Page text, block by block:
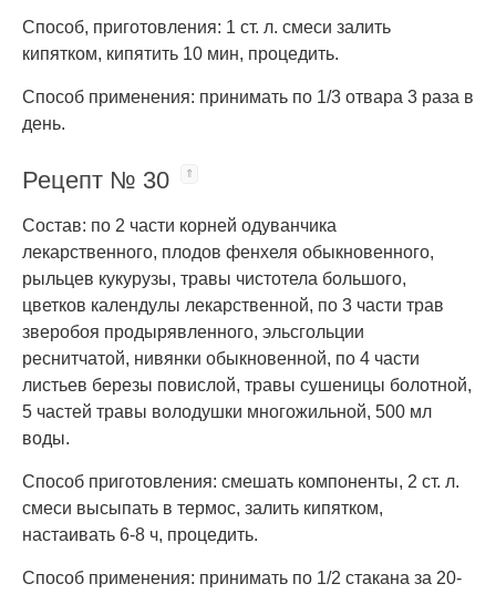
Способ, приготовления: 1 ст. л. смеси залить
кипятком, кипятить 10 мин, процедить.
Способ применения: принимать по 1/3 отвара 3 раза в
день.
Рецепт № 30
Состав: по 2 части корней одуванчика
лекарственного, плодов фенхеля обыкновенного,
рыльцев кукурузы, травы чистотела большого,
цветков календулы лекарственной, по 3 части трав
зверобоя продырявленного, эльсгольции
реснитчатой, нивянки обыкновенной, по 4 части
листьев березы повислой, травы сушеницы болотной,
5 частей травы володушки многожильной, 500 мл
воды.
Способ приготовления: смешать компоненты, 2 ст. л.
смеси высыпать в термос, залить кипятком,
настаивать 6-8 ч, процедить.
Способ применения: принимать по 1/2 стакана за 20-